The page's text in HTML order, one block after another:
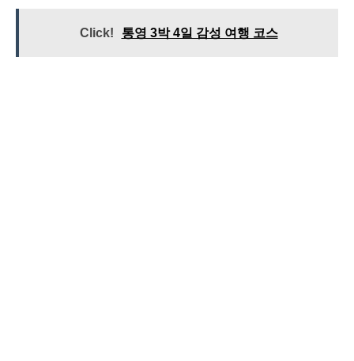
Click! 통영 3박 4일 감성 여행 코스